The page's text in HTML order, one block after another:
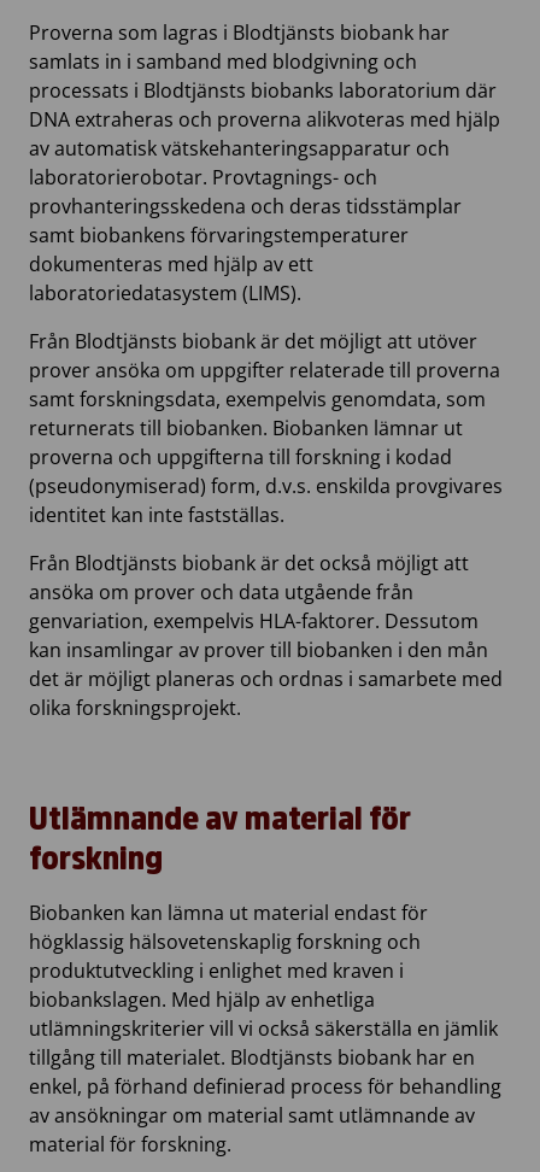
Proverna som lagras i Blodtjänsts biobank har
samlats in i samband med blodgivning och
processats i Blodtjänsts biobanks laboratorium där
DNA extraheras och proverna alikvoteras med hjälp
av automatisk vätskehanteringsapparatur och
laboratorierobotar. Provtagnings- och
provhanteringsskedena och deras tidsstämplar
samt biobankens förvaringstemperaturer
dokumenteras med hjälp av ett
laboratoriedatasystem (LIMS).
Från Blodtjänsts biobank är det möjligt att utöver
prover ansöka om uppgifter relaterade till proverna
samt forskningsdata, exempelvis genomdata, som
returnerats till biobanken. Biobanken lämnar ut
proverna och uppgifterna till forskning i kodad
(pseudonymiserad) form, d.v.s. enskilda provgivares
identitet kan inte fastställas.
Från Blodtjänsts biobank är det också möjligt att
ansöka om prover och data utgående från
genvariation, exempelvis HLA-faktorer. Dessutom
kan insamlingar av prover till biobanken i den mån
det är möjligt planeras och ordnas i samarbete med
olika forskningsprojekt.
Utlämnande av material för
forskning
Biobanken kan lämna ut material endast för
högklassig hälsovetenskaplig forskning och
produktutveckling i enlighet med kraven i
biobankslagen. Med hjälp av enhetliga
utlämningskriterier vill vi också säkerställa en jämlik
tillgång till materialet. Blodtjänsts biobank har en
enkel, på förhand definierad process för behandling
av ansökningar om material samt utlämnande av
material för forskning.